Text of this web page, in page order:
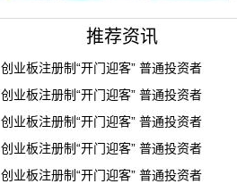
推荐资讯
创业板注册制“开门迎客” 普通投资者
创业板注册制“开门迎客” 普通投资者
创业板注册制“开门迎客” 普通投资者
创业板注册制“开门迎客” 普通投资者
创业板注册制“开门迎客” 普通投资者